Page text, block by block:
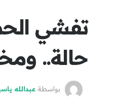
حالة..
بواسطةعبدالله